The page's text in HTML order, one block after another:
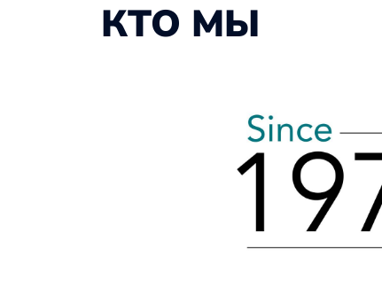
КТО МЫ